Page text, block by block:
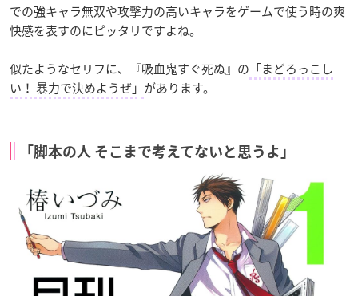
での強キャラ無双や攻撃力の高いキャラをゲームで使う時の爽
快感を表すのにピッタリですよね。
似たようなセリフに、『吸血鬼すぐ死ぬ』の 「まどろっこし
い！ 暴力で決めようぜ」 があります。
「脚本の人 そこまで考えてないと思うよ」